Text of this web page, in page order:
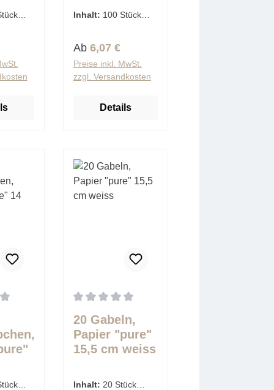
Inhalt: 100 Stück
Regulärer Preis:
Ab 6,07 €
Preise inkl. MwSt.
zzgl. Versandkosten
Details
20 Gabeln,
Papier "pure"
15,5 cm weiss
Inhalt: 20 Stück